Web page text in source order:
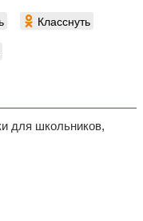
Класснуть
для школьников,